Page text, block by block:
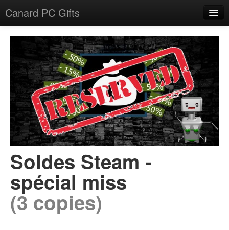
Canard PC Gifts
F.A.Q.
Connexion
Soldes Steam -
spécial miss
(3 copies)